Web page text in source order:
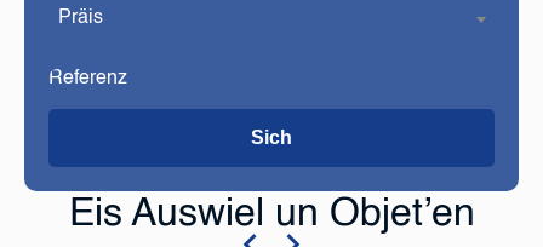
Präis
Sich
Eis Auswiel un Objet’en